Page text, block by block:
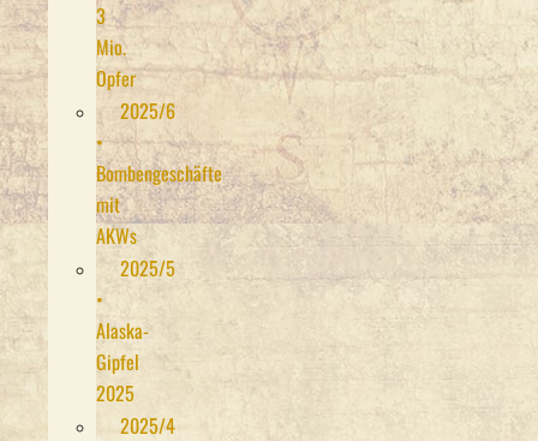
3
Mio.
Opfer
2025/6
•
Bombengeschäfte
mit
AKWs
2025/5
•
Alaska-
Gipfel
2025
2025/4